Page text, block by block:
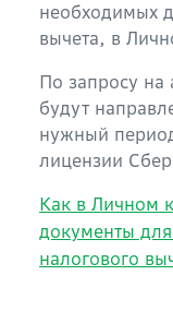
необходимых
вычета, в
По запросу на
будут
нужный
лицензии
Как в Личном
документы
налогового